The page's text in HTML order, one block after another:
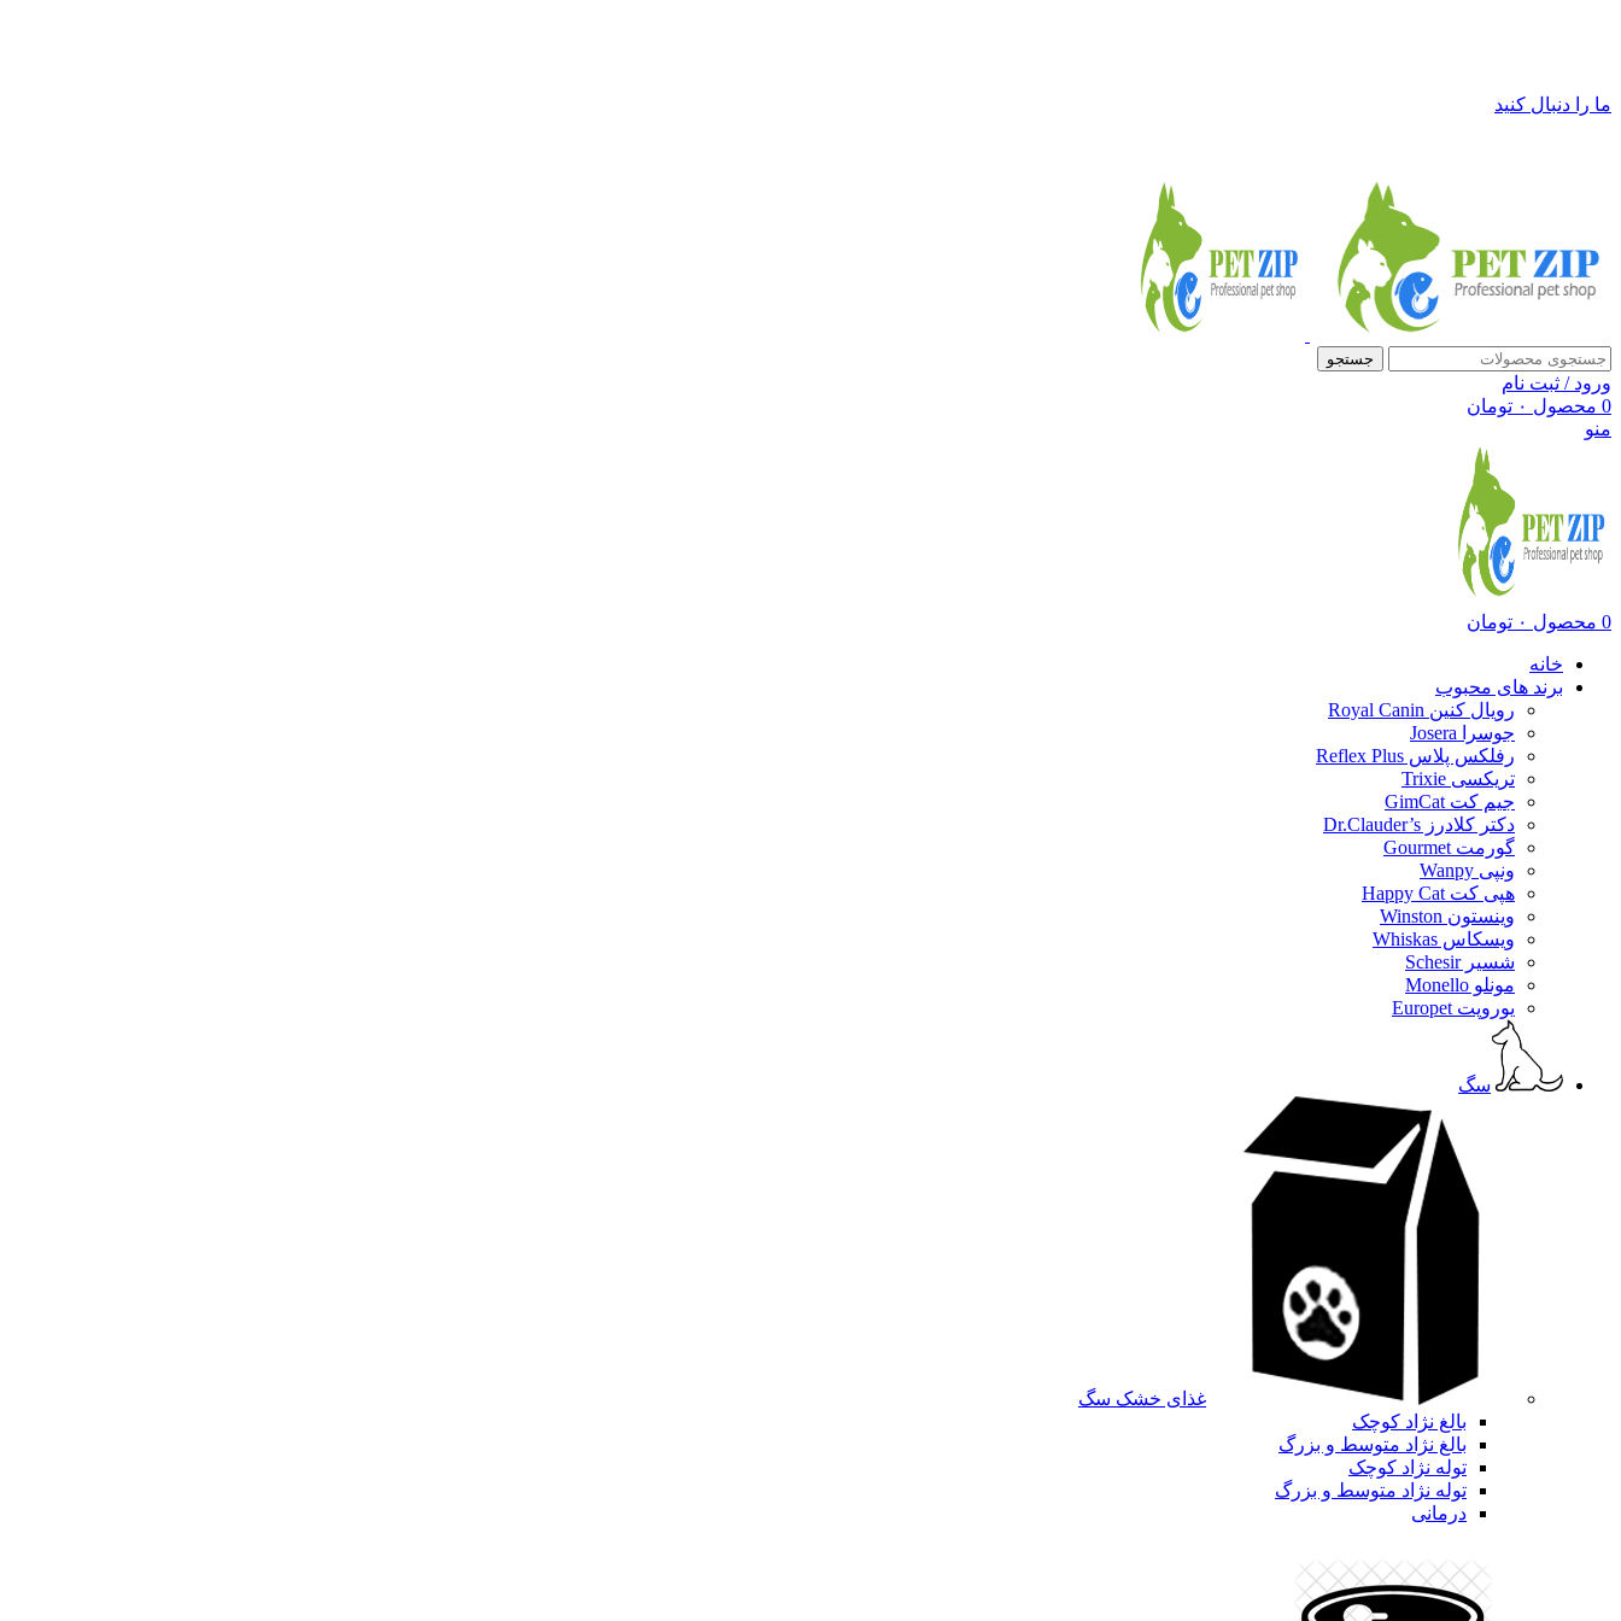
ما را دنبال کنید
جستجو
ورود / ثبت نام
0 محصول ۰ تومان
منو
0 محصول ۰ تومان
خانه
برند های محبوب
رویال کنین Royal Canin
جوسرا Josera
رفلکس پلاس Reflex Plus
تریکسی Trixie
جیم کت GimCat
دکتر کلادرز Dr.Clauder’s
گورمت Gourmet
ونپی Wanpy
هپی کت Happy Cat
وینستون Winston
ویسکاس Whiskas
شسیر Schesir
مونلو Monello
یوروپت Europet
سگ
غذای خشک سگ
بالغ نژاد کوچک
بالغ نژاد متوسط و بزرگ
توله نژاد کوچک
توله نژاد متوسط و بزرگ
درمانی